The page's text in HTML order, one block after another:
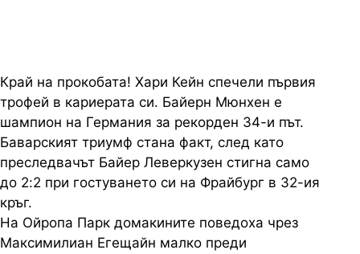
Край на прокобата! Хари Кейн спечели първия
трофей в кариерата си. Байерн Мюнхен е
шампион на Германия за рекорден 34-и път.
Баварският триумф стана факт, след като
преследвачът Байер Леверкузен стигна само
до 2:2 при гостуването си на Фрайбург в 32-ия
кръг.
На Ойропа Парк домакините поведоха чрез
Максимилиан Егещайн малко преди